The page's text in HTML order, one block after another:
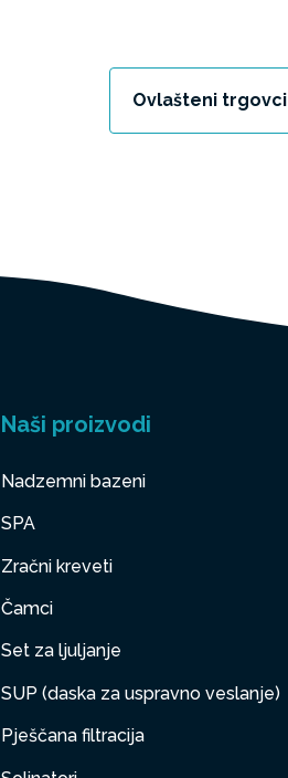
Ovlašteni trgovci
Naši proizvodi
Nadzemni bazeni
SPA
Zračni kreveti
Čamci
Set za ljuljanje
SUP (daska za uspravno veslanje)
Pješčana filtracija